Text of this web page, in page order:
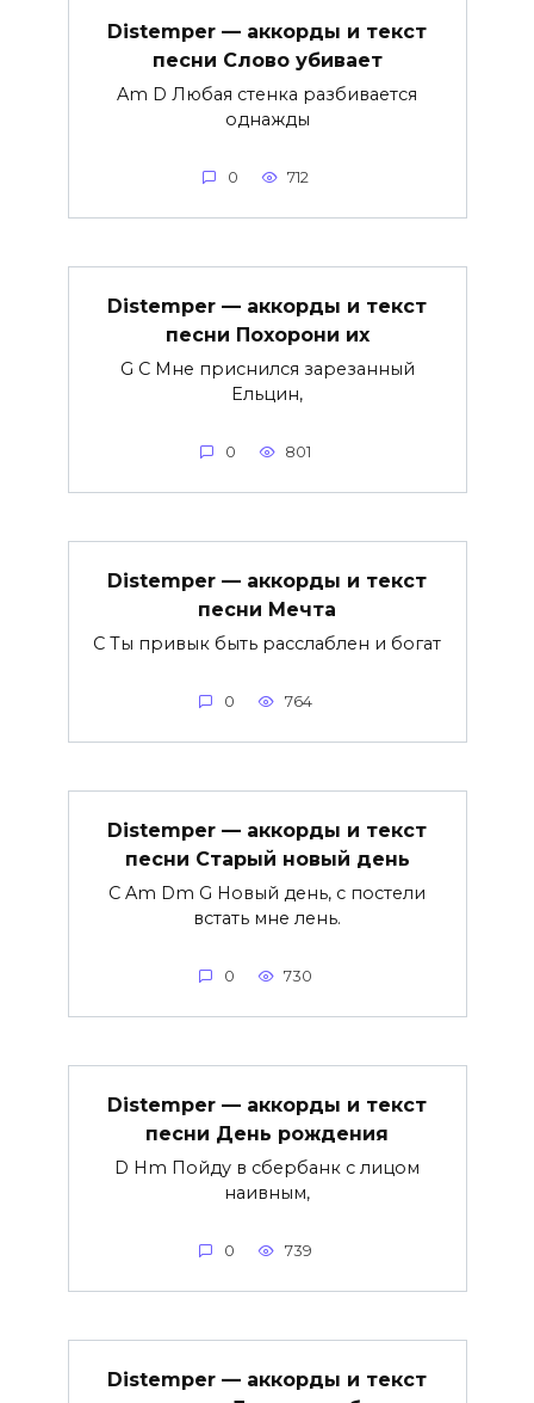
Distemper — аккорды и текст
песни Слово убивает
Am D Любая стенка разбивается
однажды
0 712
Distemper — аккорды и текст
песни Похорони их
G C Мне приснился зарезанный
Ельцин,
0 801
Distemper — аккорды и текст
песни Мечта
C Ты привык быть расслаблен и богат
0 764
Distemper — аккорды и текст
песни Старый новый день
C Am Dm G Новый день, с постели
встать мне лень.
0 730
Distemper — аккорды и текст
песни День рождения
D Hm Пойду в сбербанк c лицом
наивным,
0 739
Distemper — аккорды и текст